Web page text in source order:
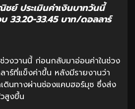
ชย์ ประเมินค่าเงินบาทวันนี้
33.20-33.45 บาท/ดอลลาร์
วงวานนี้ ก่อนกลับมาอ่อนค่าในช่วง
าร์ที่แข็งค่าขึ้น หลังมีรายงานว่า
ดินทางผ่านช่องแคบฮอร์มุซ ซึ่งส่ง
สูงขึ้น